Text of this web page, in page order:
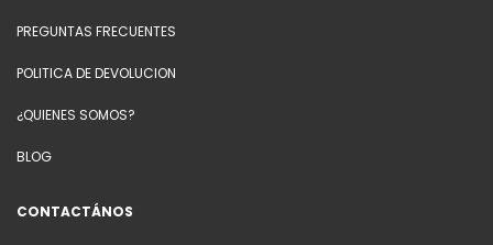
PREGUNTAS FRECUENTES
POLITICA DE DEVOLUCION
¿QUIENES SOMOS?
BLOG
CONTACTÁNOS